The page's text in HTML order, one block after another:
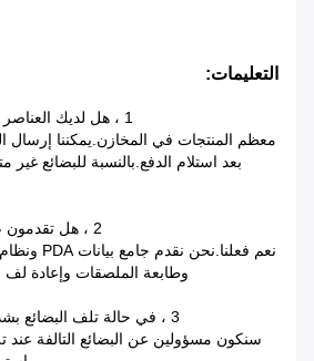
التعليمات:
1 ، هل لديك العناصر الموجودة في المخازن؟
بعد استلام الدفع.بالنسبة للبضائع غير
2 ، هل تقدمون عناصر أخرى ذات صلة؟
وطابعة الملصقات وإعادة
3 ، في حالة تلف البضائع بشدة ، من المسؤول عنها؟
سنكون مسؤولين عن البضائع التالفة عند